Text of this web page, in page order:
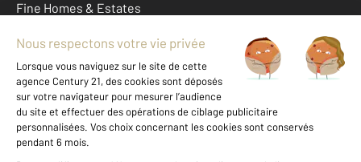
Fine Homes & Estates
À propos
International
Nous contacter